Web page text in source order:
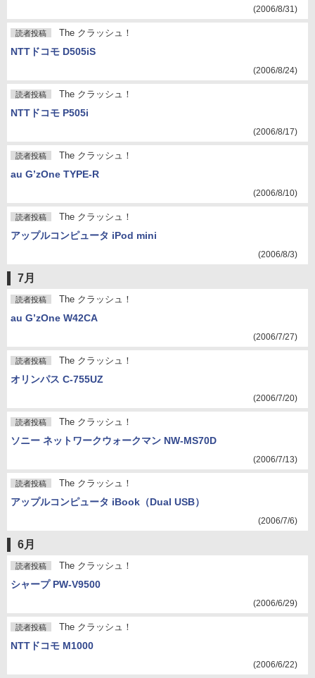
(2006/8/31)
読者投稿 The クラッシュ！
NTTドコモ D505iS
(2006/8/24)
読者投稿 The クラッシュ！
NTTドコモ P505i
(2006/8/17)
読者投稿 The クラッシュ！
au G’zOne TYPE-R
(2006/8/10)
読者投稿 The クラッシュ！
アップルコンピュータ iPod mini
(2006/8/3)
7月
読者投稿 The クラッシュ！
au G’zOne W42CA
(2006/7/27)
読者投稿 The クラッシュ！
オリンパス C-755UZ
(2006/7/20)
読者投稿 The クラッシュ！
ソニー ネットワークウォークマン NW-MS70D
(2006/7/13)
読者投稿 The クラッシュ！
アップルコンピュータ iBook（Dual USB）
(2006/7/6)
6月
読者投稿 The クラッシュ！
シャープ PW-V9500
(2006/6/29)
読者投稿 The クラッシュ！
NTTドコモ M1000
(2006/6/22)